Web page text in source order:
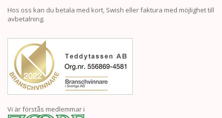
Hos oss kan du betala med kort, Swish eller faktura med möjlighet till
avbetalning.
Vi är förstås medlemmar i